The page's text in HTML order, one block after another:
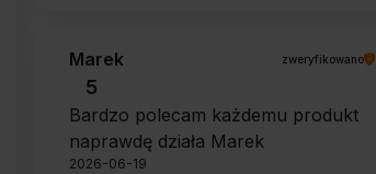
Marek zweryfikowano
5
Bardzo polecam każdemu produkt
naprawdę działa Marek
2026-06-19